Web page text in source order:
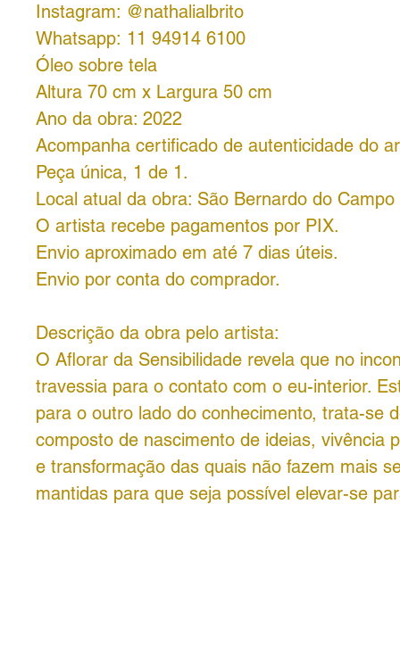
Instagram: @nathalialbrito
Whatsapp: 11 94914 6100
Óleo sobre tela
Altura 70 cm x Largura 50 cm
Ano da obra: 2022
Acompanha certificado de autenticidade do
Peça única, 1 de 1.
Local atual da obra: São Bernardo do Campo
O artista recebe pagamentos por PIX.
Envio aproximado em até 7 dias úteis.
Envio por conta do comprador.
Descrição da obra pelo artista:
O Aflorar da Sensibilidade revela que no
travessia para o contato com o eu-interior.
para o outro lado do conhecimento, trata-se
composto de nascimento de ideias, vivência
e transformação das quais não fazem mais
mantidas para que seja possível elevar-se